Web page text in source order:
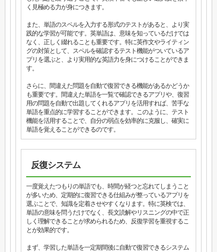
く見極める力が身につきます。
また、単語のスペルを入力する形式のテストがあると、より実
践的な学習が可能です。英単語は、意味を知っているだけでは
なく、正しく綴れることも重要です。特に英作文やライティン
グの対策として、スペルを確認するテスト機能がついているア
プリを選ぶと、より実用的な英語力を身につけることができま
す。
さらに、間違えた問題を自動で復習できる機能があるかどうか
も重要です。間違えた単語を一覧で確認できるアプリや、復習
用の問題を自動で出題してくれるアプリを活用すれば、苦手な
単語を重点的に学習することができます。このように、テスト
機能を活用することで、自分の弱点を効率的に克服し、確実に
単語を覚えることができるのです。
反復システム
一度覚えたつもりの単語でも、時間が経つと忘れてしまうこと
が多いため、定期的に復習できる仕組みが整っているアプリを
選ぶことで、知識を定着させやすくなります。特に英検では、
単語の意味を問うだけでなく、長文読解やリスニングの中で正
しく理解できることが求められるため、反復学習を重視するこ
とが効果的です。
まず、学習した単語を一定期間後に自動で復習できるシステム